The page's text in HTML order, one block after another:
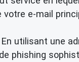
e-mail
utilisant une
phishing